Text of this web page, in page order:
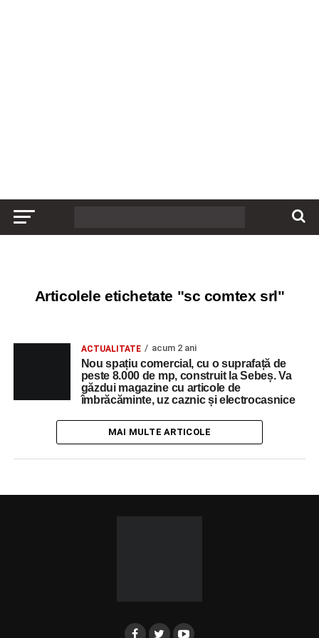
Articolele etichetate "sc comtex srl"
ACTUALITATE acum 2 ani
Nou spațiu comercial, cu o suprafață de
peste 8.000 de mp, construit la Sebeș. Va
găzdui magazine cu articole de
îmbrăcăminte, uz caznic și electrocasnice
MAI MULTE ARTICOLE